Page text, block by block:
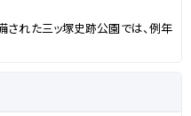
された三ッ塚史跡公園では、例年